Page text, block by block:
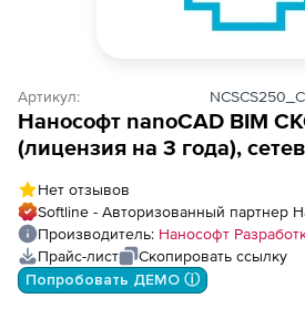
Артикул:
Нанософт nanoCAD BIM
(лицензия на 3 года),
Нет отзывов
Softline - Авторизованный партнер
Производитель: Нанософт
Прайс-лист
Скопировать ссылку
Попробовать ДЕМО ⓘ